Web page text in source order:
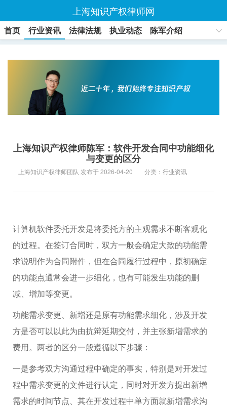
上海知识产权律师网
首页 行业资讯 法律法规 执业动态
陈军介绍
上海知识产权律师陈军：软件开发合同中功能细化
与变更的区分
上海知识产权律师团队 发布于 2026-04-20 分类： 行业资讯
计算机软件委托开发是将委托方的主观需求不断客观化
的过程。在签订合同时，双方一般会确定大致的功能需
求说明作为合同附件，但在合同履行过程中，原初确定
的功能点通常会进一步细化，也有可能发生功能的删
减、增加等变更。
功能需求变更、新增还是原有功能需求细化，涉及开发
方是否可以以此为由抗辩延期交付，并主张新增需求的
费用。两者的区分一般遵循以下步骤：
一是参考双方沟通过程中确定的事实，特别是对开发过
程中需求变更的文件进行认定，同时对开发方提出新增
需求的时间节点、其在开发过程中单方面就新增需求沟